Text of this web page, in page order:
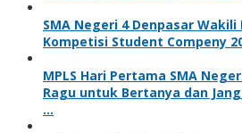
SMA Negeri 4 Denpasar
Kompetisi Student Compeny
MPLS Hari Pertama SMA
Ragu untuk Bertanya dan
…